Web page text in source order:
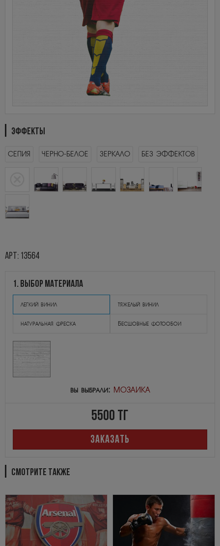
ЭФФЕКТЫ
СЕПИЯ ЧЕРНО-БЕЛОЕ ЗЕРКАЛО БЕЗ ЭФФЕКТОВ
арт: 13564
1. выбор материала
легкий винил тяжелый винил
натуральная фреска Бесшовные фотообои
вы выбрали: МОЗАИКА
5500 тг
ЗАКАЗАТЬ
СМОТРИТЕ ТАКЖЕ